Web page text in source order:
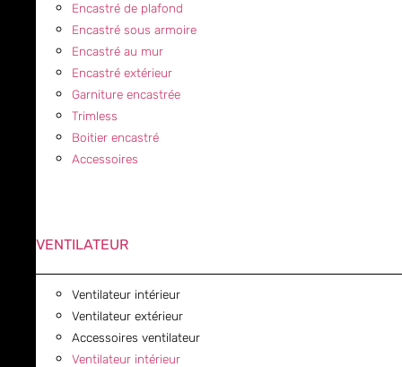
Encastré de plafond
Encastré sous armoire
Encastré au mur
Encastré extérieur
Garniture encastrée
Trimless
Boitier encastré
Accessoires
VENTILATEUR
Ventilateur intérieur
Ventilateur extérieur
Accessoires ventilateur
Ventilateur intérieur